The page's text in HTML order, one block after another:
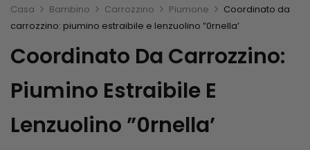
Casa Bambino Carrozzino Piumone
Coordinato da
carrozzino: piumino estraibile e lenzuolino ”0rnella’
Coordinato Da Carrozzino:
Piumino Estraibile E
Lenzuolino ”0rnella’